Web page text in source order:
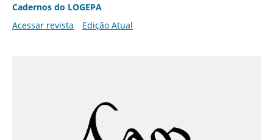
Cadernos do LOGEPA
Acessar revista
Edição Atual